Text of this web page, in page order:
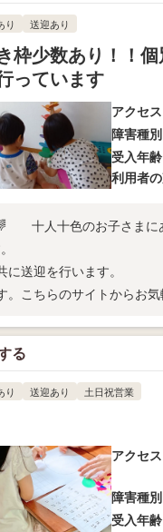
り 送迎あり
枠少数あり！！個
っています
アクセス
障害種別
受入年齢
利用者
十人十色のお子さまに
送迎を行います。
こちらのサイトからお気
る
り 送迎あり 土日祝営業
アクセス
障害種別
受入年齢